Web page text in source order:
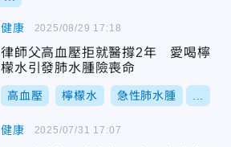
健康
律師父高血壓拒就醫撐2年 愛喝檸
檬水引發肺水腫險喪命
高血壓 檸檬水 急性肺水腫
2025/08/29 17:18
健康 2025/07/31 17:07